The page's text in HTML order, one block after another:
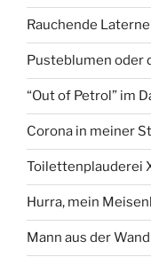
Rauchende Laterne
Pusteblumen oder
“Out of Petrol” im
Corona in meiner
Toilettenplauderei
Hurra, mein
Mann aus der Wand